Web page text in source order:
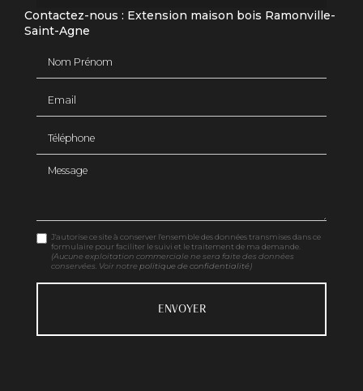
Contactez-nous : Extension maison bois Ramonville-
Saint-Agne
Message
J'autorise ce site à conserver l'ensemble des données transmises dans ce
formulaire pour faciliter le suivi et le traitement de ma demande.
(Aucune exploitation commerciale ne sera faite des données
conservées. Voir notre politique de confidentialité)